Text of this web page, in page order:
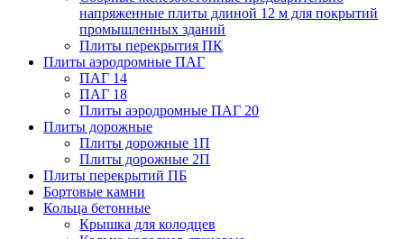
напряженные плиты длиной 12 м для покрытий
промышленных зданий
Плиты перекрытия ПК
Плиты аэродромные ПАГ
ПАГ 14
ПАГ 18
Плиты аэродромные ПАГ 20
Плиты дорожные
Плиты дорожные 1П
Плиты дорожные 2П
Плиты перекрытий ПБ
Бортовые камни
Кольца бетонные
Крышка для колодцев